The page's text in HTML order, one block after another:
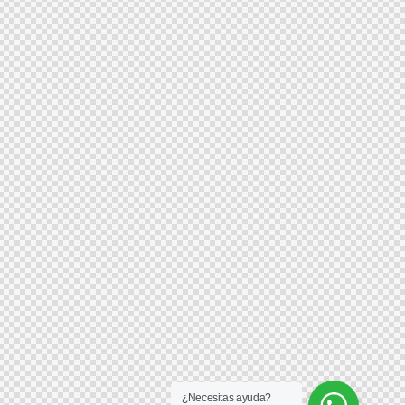
¿Necesitas ayuda?